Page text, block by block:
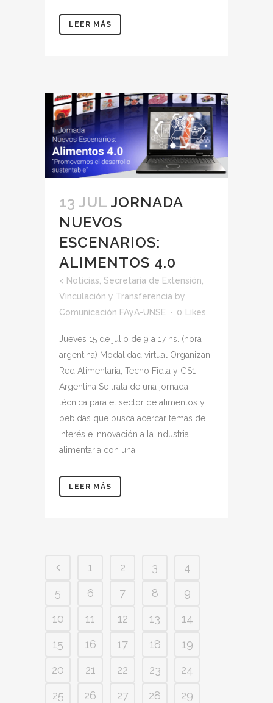
LEER MÁS
13 JUL JORNADA
NUEVOS
ESCENARIOS:
ALIMENTOS 4.0
< Noticias Secretaria de Extensión,
Vinculación y Transferencia by
Comunicación FAyA-UNSE
0 Likes
Jueves 15 de julio de 9 a 17 hs. (hora
argentina) Modalidad virtual Organizan:
Red Alimentaria, Tecno Fidta y GS1
Argentina Se trata de una jornada
técnica para el sector de alimentos y
bebidas que busca acercar temas de
interés e innovación a la industria
alimentaria con una...
LEER MÁS
1 2 3
4
5
6 7 8
9
10
11 12 13
14
15
16 17 18
19
20
21 22 23
24
25
26 27 28
29